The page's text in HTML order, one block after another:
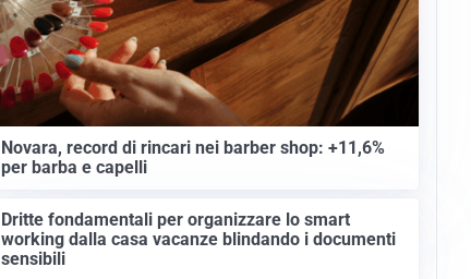
Novara, record di rincari nei barber shop: +11,6%
per barba e capelli
Dritte fondamentali per organizzare lo smart
working dalla casa vacanze blindando i documenti
sensibili